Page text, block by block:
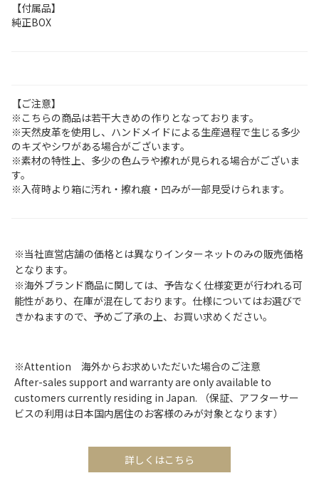
【付属品】
純正BOX
【ご注意】
※こちらの商品は若干大きめの作りとなっております。
※天然皮革を使用し、ハンドメイドによる生産過程で生じる多少
のキズやシワがある場合がございます。
※素材の特性上、多少の色ムラや擦れが見られる場合がございま
す。
※入荷時より箱に汚れ・擦れ痕・凹みが一部見受けられます。
※当社直営店舗の価格とは異なりインターネットのみの販売価格
となります。
※海外ブランド商品に関しては、予告なく仕様変更が行われる可
能性があり、在庫が混在しております。仕様についてはお選びで
きかねますので、予めご了承の上、お買い求めください。
※Attention 海外からお求めいただいた場合のご注意
After-sales support and warranty are only available to
customers currently residing in Japan. （保証、アフターサー
ビスの利用は日本国内居住のお客様のみが対象となります）
詳しくはこちら